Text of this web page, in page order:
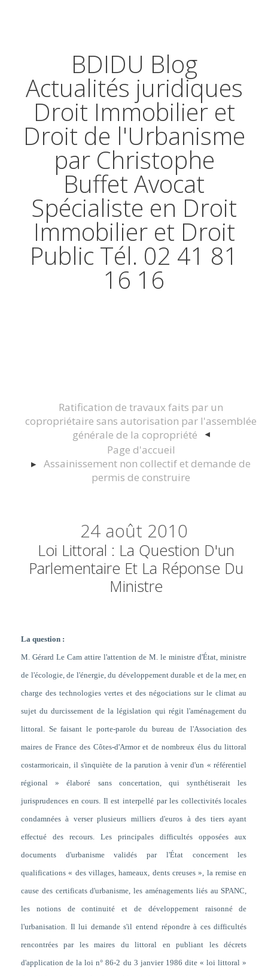
BDIDU Blog
Actualités juridiques
Droit Immobilier et
Droit de l'Urbanisme
par Christophe
Buffet Avocat
Spécialiste en Droit
Immobilier et Droit
Public Tél. 02 41 81
16 16
Ratification de travaux faits par un
copropriétaire sans autorisation par l'assemblée
générale de la copropriété
Page d'accueil
Assainissement non collectif et demande de
permis de construire
24 août 2010
Loi Littoral : La Question D'un
Parlementaire Et La Réponse Du
Ministre
La question :
M. Gérard Le Cam attire l'attention de M. le ministre d'État, ministre
de l'écologie, de l'énergie, du développement durable et de la mer, en
charge des technologies vertes et des négociations sur le climat au
sujet du durcissement de la législation qui régit l'aménagement du
littoral. Se faisant le porte-parole du bureau de l'Association des
maires de France des Côtes-d'Armor et de nombreux élus du littoral
costarmoricain, il s'inquiète de la parution à venir d'un « référentiel
régional » élaboré sans concertation, qui synthétiserait les
jurisprudences en cours. Il est interpellé par les collectivités locales
condamnées à verser plusieurs milliers d'euros à des tiers ayant
effectué des recours. Les principales difficultés opposées aux
documents d'urbanisme validés par l'État concernent les
qualifications « des villages, hameaux, dents creuses », la remise en
cause des certificats d'urbanisme, les aménagements liés au SPANC,
les notions de continuité et de développement raisonné de
l'urbanisation. Il lui demande s'il entend répondre à ces difficultés
rencontrées par les maires du littoral en publiant les décrets
d'application de la loi n° 86-2 du 3 janvier 1986 dite « loi littoral »